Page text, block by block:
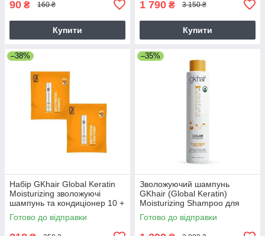
90 ₴ 160 ₴
Купити
1 790 ₴ 3 150 ₴
Купити
–38%
Набір GKhair Global Keratin
Moisturizing зволожуючі
шампунь та кондиціонер 10 +
10 мл (саше)
Готово до відправки
–35%
Зволожуючий шампунь
GKhair (Global Keratin)
Moisturizing Shampoo для
сухого і пошкодженого
волосся 300 мл
Готово до відправки